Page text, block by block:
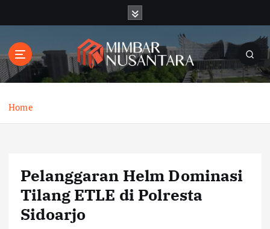
t
o
Home
Pelanggaran Helm Dominasi
Tilang ETLE di Polresta
Sidoarjo